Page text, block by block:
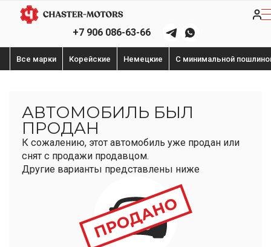
+7 906 086-63-66
Все марки Корейские Немецкие С минимальной
АВТОМОБИЛЬ БЫЛ
ПРОДАН
К сожалению, этот автомобиль уже продан или
снят с продажи продавцом.
Другие варианты представлены ниже